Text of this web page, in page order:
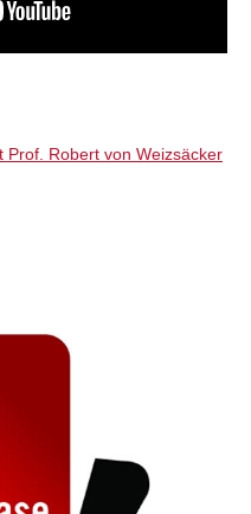
Prof. Robert von Weizsäcker